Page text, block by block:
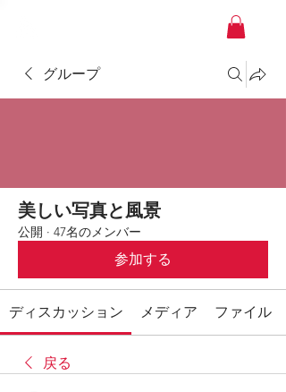
グループ
美しい写真と風景
公開 · 47名のメンバー
参加する
ディスカッション メディア ファイル
戻る